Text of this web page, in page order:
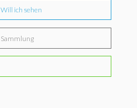
Will ich sehen
Sammlung